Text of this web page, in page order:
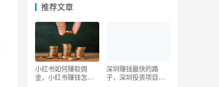
推荐文章
小红书如何赚取佣
金，小红书赚钱怎么
深圳赚钱最快的路
子，深圳投资项目推